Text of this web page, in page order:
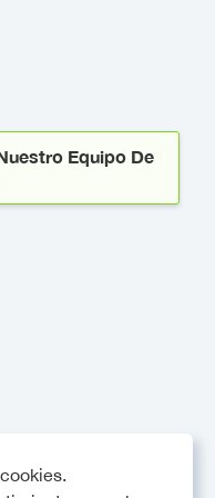
lugares.
las
de que no
Equipo De